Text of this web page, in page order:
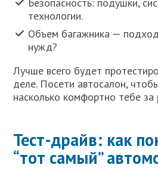
Безопасность: подушки,
технологии.
Объем багажника —
нужд?
Лучше всего будет
деле. Посети автосалон,
насколько комфортно тебе за
Тест-драйв: как
“тот самый”